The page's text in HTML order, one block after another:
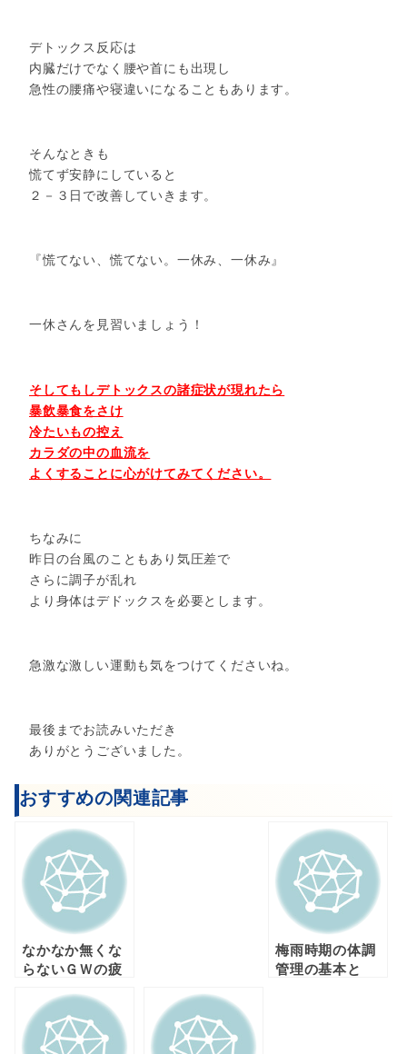
デトックス反応は
内臓だけでなく腰や首にも出現し
急性の腰痛や寝違いになることもあります。
そんなときも
慌てず安静にしていると
２－３日で改善していきます。
『慌てない、慌てない。一休み、一休み』
一休さんを見習いましょう！
そしてもしデトックスの諸症状が現れたら
暴飲暴食をさけ
冷たいもの控え
カラダの中の血流を
よくすることに心がけてみてください。
ちなみに
昨日の台風のこともあり気圧差で
さらに調子が乱れ
より身体はデドックスを必要とします。
急激な激しい運動も気をつけてくださいね。
最後までお読みいただき
ありがとうございました。
おすすめの関連記事
なかなか無くな
らないＧＷの疲
は？
梅雨時期の体調
管理の基本と